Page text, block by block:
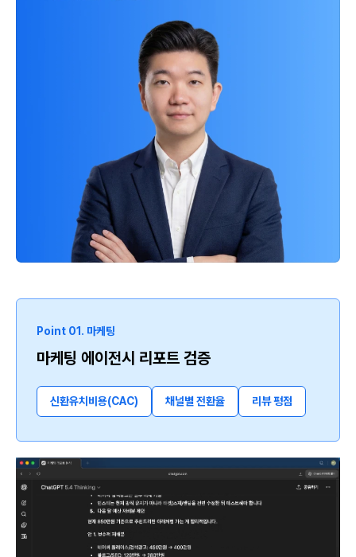
Point 01. 마케팅
마케팅 에이전시 리포트 검증
신환유치비용(CAC) 채널별 전환율 리뷰 평점